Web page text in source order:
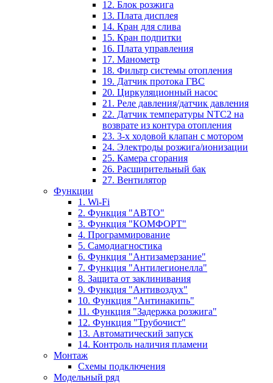
12. Блок розжига
13. Плата дисплея
14. Кран для слива
15. Кран подпитки
16. Плата управления
17. Манометр
18. Фильтр системы отопления
19. Датчик протока ГВС
20. Циркуляционный насос
21. Реле давления/датчик давления
22. Датчик температуры NTC2 на
возврате из контура отопления
23. 3-х ходовой клапан с мотором
24. Электроды розжига/ионизации
25. Камера сгорания
26. Расширительный бак
27. Вентилятор
Функции
1. Wi-Fi
2. Функция "АВТО"
3. Функция "КОМФОРТ"
4. Программирование
5. Самодиагностика
6. Функция "Антизамерзание"
7. Функция "Антилегионелла"
8. Защита от заклинивания
9. Функция "Антивоздух"
10. Функция "Антинакипь"
11. Функция "Задержка розжига"
12. Функция "Трубочист"
13. Автоматический запуск
14. Контроль наличия пламени
Монтаж
Схемы подключения
Модельный ряд